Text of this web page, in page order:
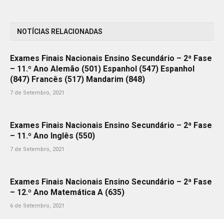
NOTÍCIAS RELACIONADAS
Exames Finais Nacionais Ensino Secundário – 2ª Fase
– 11.º Ano Alemão (501) Espanhol (547) Espanhol
(847) Francês (517) Mandarim (848)
7 de Setembro, 2021
Exames Finais Nacionais Ensino Secundário – 2ª Fase
– 11.º Ano Inglês (550)
7 de Setembro, 2021
Exames Finais Nacionais Ensino Secundário – 2ª Fase
– 12.º Ano Matemática A (635)
6 de Setembro, 2021